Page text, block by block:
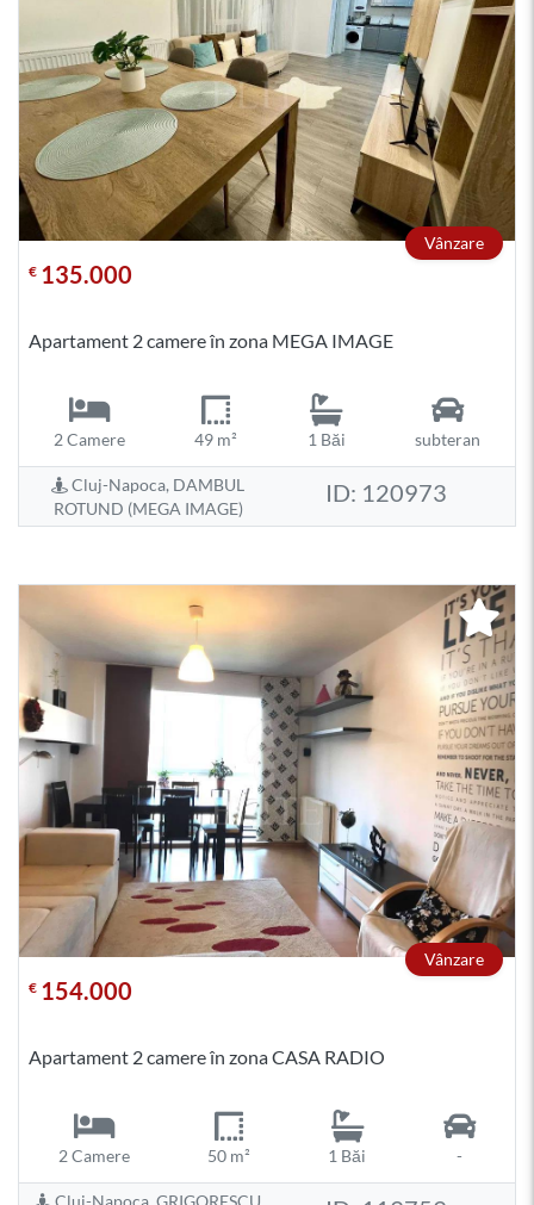
Vânzare
€ 135.000
Apartament 2 camere în zona MEGA IMAGE
2 Camere 49 m² 1 Băi subteran
Cluj-Napoca, DAMBUL
ROTUND (MEGA IMAGE)
ID: 120973
Vânzare
€ 154.000
Apartament 2 camere în zona CASA RADIO
2 Camere 50 m² 1 Băi -
Cluj-Napoca, GRIGORESCU